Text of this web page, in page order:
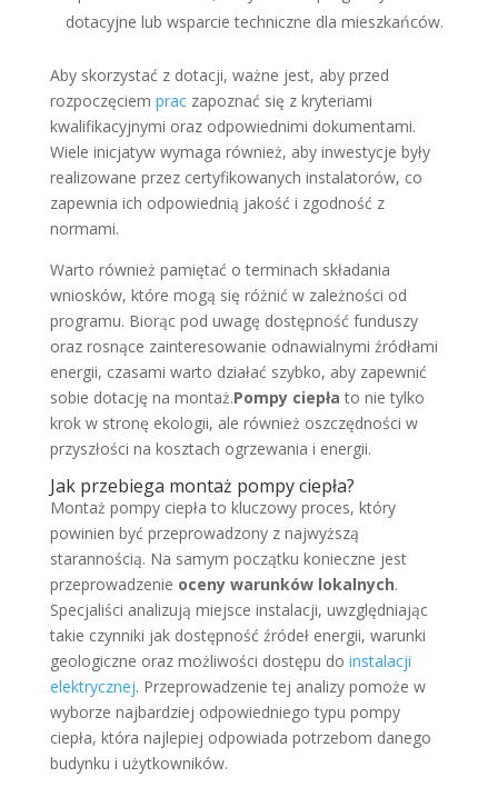
dotacyjne lub wsparcie techniczne dla mieszkańców.
Aby skorzystać z dotacji, ważne jest, aby przed
rozpoczęciem praczapoznać się z kryteriami
kwalifikacyjnymi oraz odpowiednimi dokumentami.
Wiele inicjatyw wymaga również, aby inwestycje były
realizowane przez certyfikowanych instalatorów, co
zapewnia ich odpowiednią jakość i zgodność z
normami.
Warto również pamiętać o terminach składania
wniosków, które mogą się różnić w zależności od
programu. Biorąc pod uwagę dostępność funduszy
oraz rosnące zainteresowanie odnawialnymi źródłami
energii, czasami warto działać szybko, aby zapewnić
sobie dotację na montaż.Pompy ciepła to nie tylko
krok w stronę ekologii, ale również oszczędności w
przyszłości na kosztach ogrzewania i energii.
Jak przebiega montaż pompy ciepła?
Montaż pompy ciepła to kluczowy proces, który
powinien być przeprowadzony z najwyższą
starannością. Na samym początku konieczne jest
przeprowadzenie oceny warunków lokalnych.
Specjaliści analizują miejsce instalacji, uwzględniając
takie czynniki jak dostępność źródeł energii, warunki
geologiczne oraz możliwości dostępu do instalacji
elektrycznej. Przeprowadzenie tej analizy pomoże w
wyborze najbardziej odpowiedniego typu pompy
ciepła, która najlepiej odpowiada potrzebom danego
budynku i użytkowników.